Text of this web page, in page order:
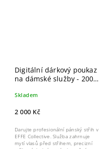
Digitální dárkový poukaz
na dámské služby - 2000
Skladem
2 000 Kč
Darujte profesionální pánský střih v
EFFE Collective. Služba zahrnuje
mytí vlasů před střihem, precizní